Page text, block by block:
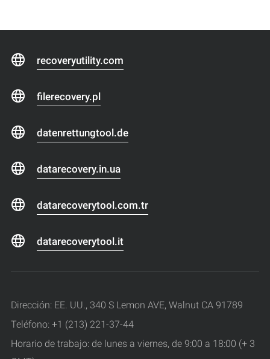
recoveryutility.com
filerecovery.pl
datenrettungtool.de
datarecovery.in.ua
datarecoverytool.com.tr
datarecoverytool.it
Dirección: EE. UU., 340 S Lemon AVE, Walnut CA 91789
Teléfono: +1 (213) 221-37-44
Horario de trabajo: de lunes a viernes, de 9:00 a 18:00 (+ 3